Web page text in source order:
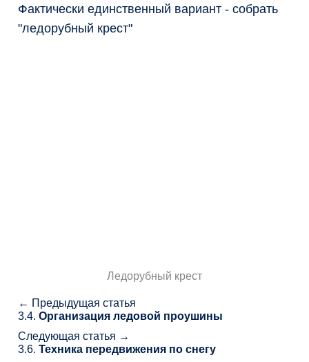
Фактически единственный вариант - собрать
"ледорубный крест"
Ледорубный крест
← Предыдущая статья
3.4. Организация ледовой проушины
Следующая статья →
3.6. Техника передвижения по снегу